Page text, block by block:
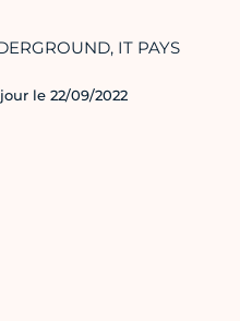
IT PAYS
le 22/09/2022